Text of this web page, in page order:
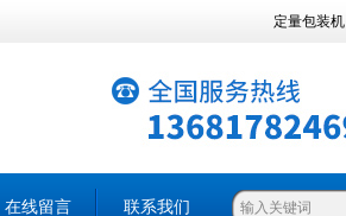
定量包装机
在线留言 联系我们